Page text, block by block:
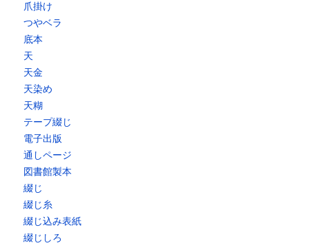
爪掛け
つやベラ
底本
天
天金
天染め
天糊
テープ綴じ
電子出版
通しページ
図書館製本
綴じ
綴じ糸
綴じ込み表紙
綴じしろ